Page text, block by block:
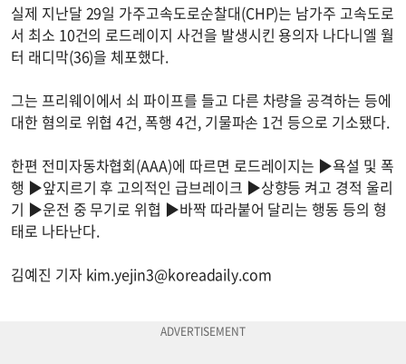
실제 지난달 29일 가주고속도로순찰대(CHP)는 남가주 고속도로
서 최소 10건의 로드레이지 사건을 발생시킨 용의자 나다니엘 월
터 래디막(36)을 체포했다.
그는 프리웨이에서 쇠 파이프를 들고 다른 차량을 공격하는 등에
대한 혐의로 위협 4건, 폭행 4건, 기물파손 1건 등으로 기소됐다.
한편 전미자동차협회(AAA)에 따르면 로드레이지는 ▶욕설 및 폭
행 ▶앞지르기 후 고의적인 급브레이크 ▶상향등 켜고 경적 울리
기 ▶운전 중 무기로 위협 ▶바짝 따라붙어 달리는 행동 등의 형
태로 나타난다.
김예진 기자 kim.yejin3@koreadaily.com